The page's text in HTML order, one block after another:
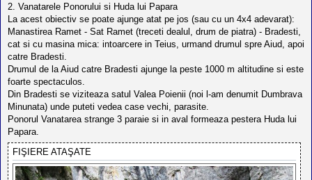
s
j
2. Vanatarele Ponorului si Huda lui Papara
La acest obiectiv se poate ajunge atat pe jos (sau cu un 4x4 adevarat):
Manastirea Ramet - Sat Ramet (treceti dealul, drum de piatra) - Bradesti,
cat si cu masina mica: intoarcere in Teius, urmand drumul spre Aiud, apoi
catre Bradesti.
Drumul de la Aiud catre Bradesti ajunge la peste 1000 m altitudine si este
foarte spectaculos.
Din Bradesti se viziteaza satul Valea Poienii (noi l-am denumit Dumbrava
Minunata) unde puteti vedea case vechi, parasite.
Ponorul Vanatarea strange 3 paraie si in aval formeaza pestera Huda lui
Papara.
FIŞIERE ATAŞATE